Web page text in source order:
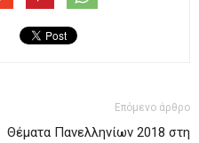
Επόμενο άρθρο
Θέματα Πανελληνίων 2018 στη